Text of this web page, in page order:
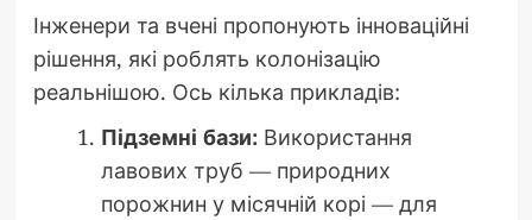
Інженери та вчені пропонують інноваційні
рішення, які роблять колонізацію
реальнішою. Ось кілька прикладів:
Підземні бази:Використання
лавових труб — природних
порожнин у місячній корі — для